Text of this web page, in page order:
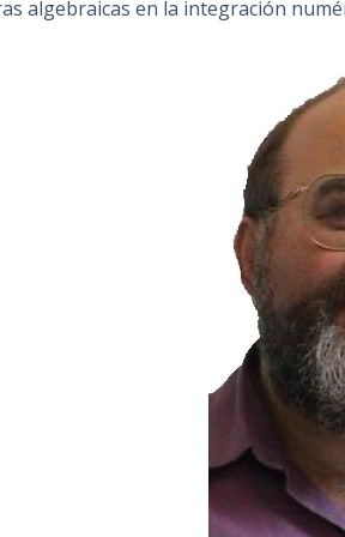
algebraicas en la integración